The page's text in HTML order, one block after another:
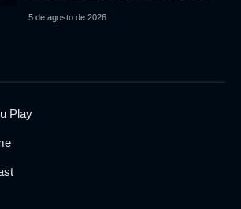
5 de agosto de 2026
Play